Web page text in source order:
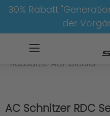
30% Rabatt
der
Radsätze-AC1-bicolor
AC Schnitzer RDC